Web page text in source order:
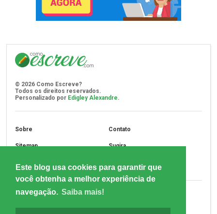
Este blog usa cookies para garantir que
você obtenha a melhor experiência de
navegação. Saiba mais!
© 2026 Como Escreve?
Todos os direitos reservados.
Personalizado por Edigley Alexandre.
Sobre Contato
Sitemap Sugira